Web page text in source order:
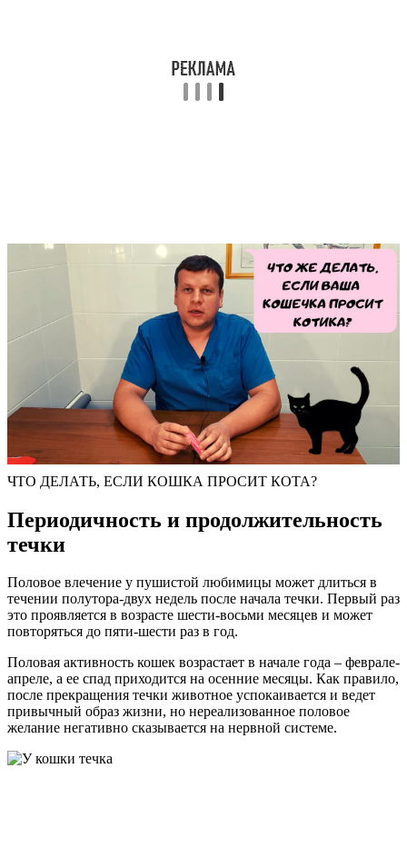
ЧТО ДЕЛАТЬ, ЕСЛИ КОШКА ПРОСИТ КОТА?
Периодичность и продолжительность
течки
Половое влечение у пушистой любимицы может длиться в
течении полутора-двух недель после начала течки. Первый раз
это проявляется в возрасте шести-восьми месяцев и может
повторяться до пяти-шести раз в год.
Половая активность кошек возрастает в начале года – феврале-
апреле, а ее спад приходится на осенние месяцы. Как правило,
после прекращения течки животное успокаивается и ведет
привычный образ жизни, но нереализованное половое
желание негативно сказывается на нервной системе.